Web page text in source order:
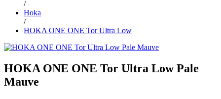
/
Hoka
/
HOKA ONE ONE Tor Ultra Low
HOKA ONE ONE Tor Ultra Low Pale
Mauve